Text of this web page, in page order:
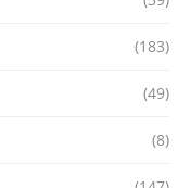
(183)
(49)
(8)